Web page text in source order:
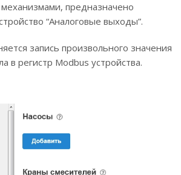
предназначено
“Аналоговые выходы”.
запись произвольного значения
в регистр Modbus устройства.